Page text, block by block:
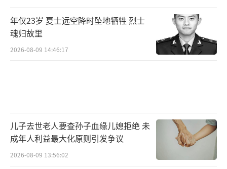
年仅23岁 夏士远空降时坠地牺牲 烈士
魂归故里
2026-08-09 14:46:17
儿子去世老人要查孙子血缘儿媳拒绝 未
成年人利益最大化原则引发争议
2026-08-09 13:56:02